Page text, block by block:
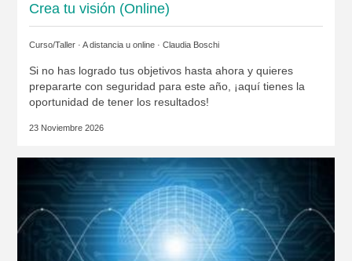
Crea tu visión (Online)
Curso/Taller · A distancia u online · Claudia Boschi
Si no has logrado tus objetivos hasta ahora y quieres
prepararte con seguridad para este año, ¡aquí tienes la
oportunidad de tener los resultados!
23 Noviembre 2026